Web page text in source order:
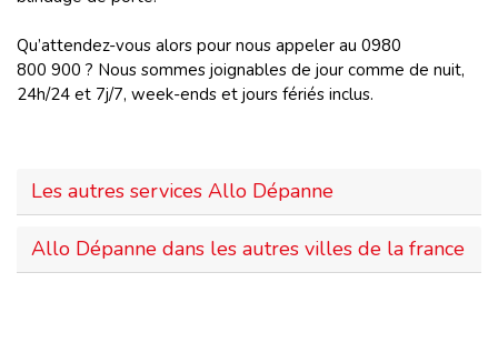
Qu’attendez-vous alors pour nous appeler au 0980
800 900 ? Nous sommes joignables de jour comme de nuit,
24h/24 et 7j/7, week-ends et jours fériés inclus.
Les autres services Allo Dépanne
Allo Dépanne dans les autres villes de la france